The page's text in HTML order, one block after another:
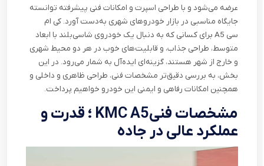
عرضه می‌شود و با طراحی اسپرت و امکانات فنی پیشرفته توانسته
جایگاه مناسبی در بازار خودروهای شهری به‌دست آورد. کی ام
سی A5 برای کسانی که به دنبال یک خودروی شاسی‌بلند با ابعاد
متوسط، طراحی جذاب، و قابلیت‌های خوب در هر دو محیط شهری
و خارج از شهر هستند، گزینه‌ای ایده‌آل به شمار می‌رود. در این
بخش، به بررسی دقیق‌تر مشخصات فنی، طراحی ظاهری و داخلی و
همچنین امکانات رفاهی و ایمنی این خودرو خواهیم پرداخت.
مشخصات فنیKMC A5 ؛ قدرت و
عملکرد عالی در جاده